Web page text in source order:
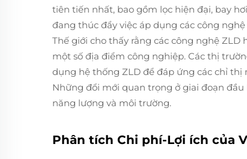
tiên tiến nhất, bao gồm lọc hiện đại, bay
đang thúc đẩy việc áp dụng các công
Thế giới cho thấy rằng các công nghệ
một số địa điểm công nghiệp. Các thị
dụng hệ thống ZLD để đáp ứng các chỉ
Những đổi mới quan trọng ở giai đoạn đầu
năng lượng và môi trường.
Phân tích Chi phí-Lợi ích của